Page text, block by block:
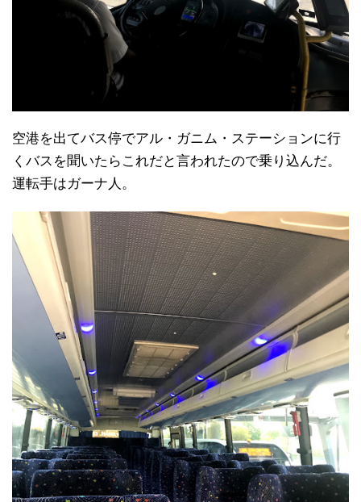
空港を出てバス停でアル・ガニム・ステーションに行
くバスを聞いたらこれだと言われたので乗り込んだ。
運転手はガーナ人。